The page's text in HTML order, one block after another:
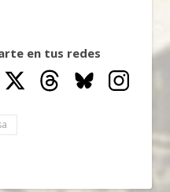
en tus redes